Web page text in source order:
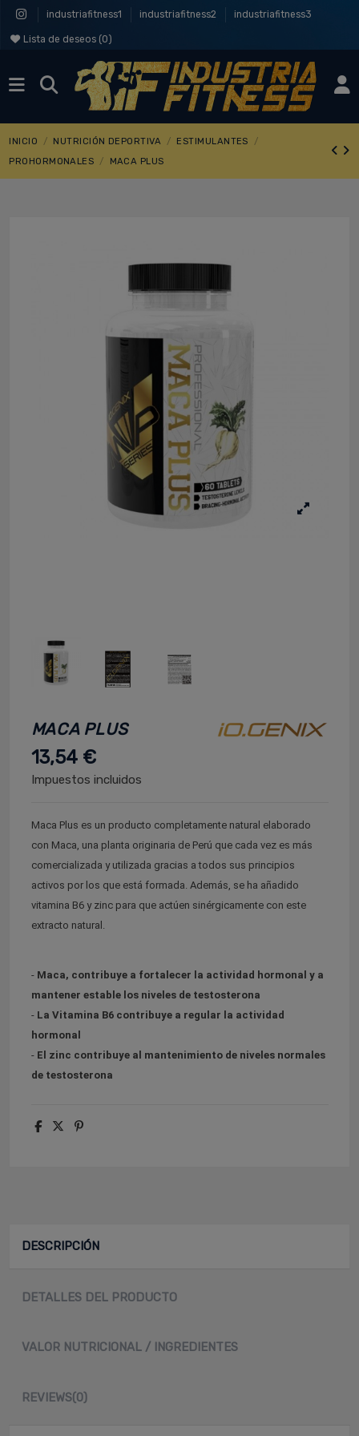
industriafitness1 industriafitness2 industriafitness3
Lista de deseos (0)
INICIO NUTRICIÓN DEPORTIVA
ESTIMULANTES
PROHORMONALES
MACA PLUS
MACA PLUS
13,54 €
Impuestos incluidos
Maca Plus es un producto completamente natural elaborado
con Maca, una planta originaria de Perú que cada vez es más
comercializada y utilizada gracias a todos sus principios
activos por los que está formada. Además, se ha añadido
vitamina B6 y zinc para que actúen sinérgicamente con este
extracto natural.
- Maca, contribuye a fortalecer la actividad hormonal y a
mantener estable los niveles de testosterona
- La Vitamina B6 contribuye a regular la actividad
hormonal
- El zinc contribuye al mantenimiento de niveles normales
de testosterona
DESCRIPCIÓN
DETALLES DEL PRODUCTO
VALOR NUTRICIONAL / INGREDIENTES
REVIEWS(0)